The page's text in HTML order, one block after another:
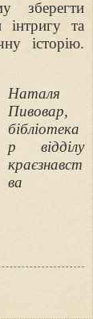
зберегти
інтригу та
історію.
Наталя
Пивовар,
бібліотека
р відділу
краєзнавст
ва